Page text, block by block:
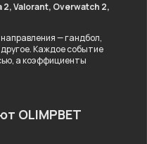
2, Valorant, Overwatch 2,
— гандбол,
другое. Каждое событие
а коэффициенты
OLIMPBET